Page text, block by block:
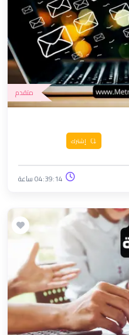
متقدم
إشترك
04:39:14 ساعة